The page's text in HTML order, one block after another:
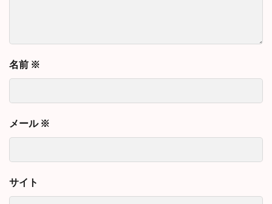
名前 ※
メール ※
サイト